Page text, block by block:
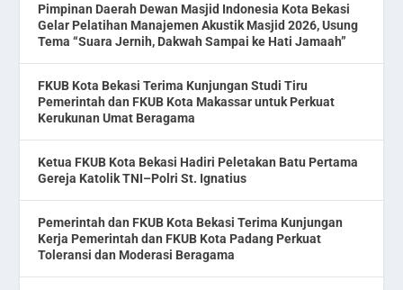
Pimpinan Daerah Dewan Masjid Indonesia Kota Bekasi
Gelar Pelatihan Manajemen Akustik Masjid 2026, Usung
Tema “Suara Jernih, Dakwah Sampai ke Hati Jamaah”
FKUB Kota Bekasi Terima Kunjungan Studi Tiru
Pemerintah dan FKUB Kota Makassar untuk Perkuat
Kerukunan Umat Beragama
Ketua FKUB Kota Bekasi Hadiri Peletakan Batu Pertama
Gereja Katolik TNI–Polri St. Ignatius
Pemerintah dan FKUB Kota Bekasi Terima Kunjungan
Kerja Pemerintah dan FKUB Kota Padang Perkuat
Toleransi dan Moderasi Beragama